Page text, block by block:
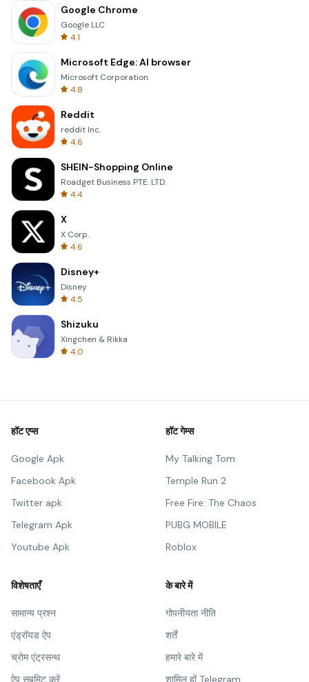
Google Chrome
Google LLC
4.1
Microsoft Edge: AI browser
Microsoft Corporation
4.8
Reddit
reddit Inc.
4.6
SHEIN-Shopping Online
Roadget Business PTE. LTD.
4.4
X
X Corp.
4.6
Disney+
Disney
4.5
Shizuku
Xingchen & Rikka
4.0
हॉट एप्स
Google Apk
Facebook Apk
Twitter apk
Telegram Apk
Youtube Apk
हॉट गेम्स
My Talking Tom
Temple Run 2
Free Fire: The Chaos
PUBG MOBILE
Roblox
विशेषताएँ
सामान्य प्रश्न
एंड्रॉयड ऐप
च्रोम एंट्रसन्थ
ऐप सबमिट करें
के बारे में
गोपनीयता नीति
शर्तें
हमारे बारे में
शामिल हों Telegram